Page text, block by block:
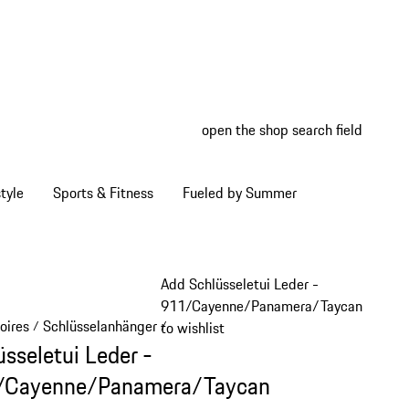
open the shop search field
Sports & Fitness Fueled by Summer
Add Schlüsseletui Leder -
911/Cayenne/Panamera/Taycan
to wishlist
/ Schlüsselanhänger/
Leder -
Panamera/Taycan